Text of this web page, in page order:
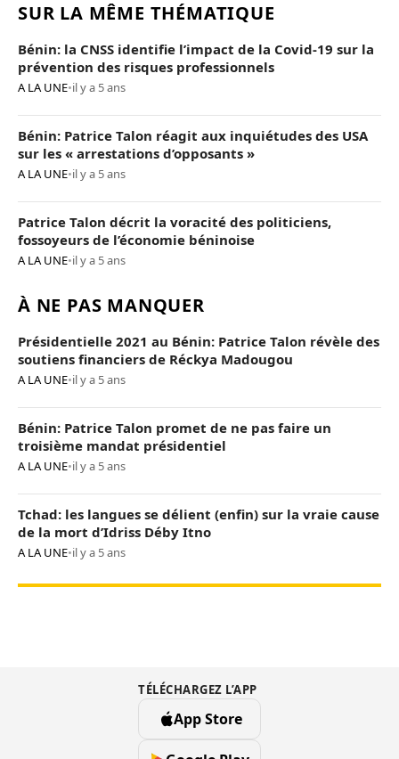
SUR LA MÊME THÉMATIQUE
Bénin: la CNSS identifie l’impact de la Covid-19 sur la
prévention des risques professionnels
A LA UNE•il y a 5 ans
Bénin: Patrice Talon réagit aux inquiétudes des USA
sur les « arrestations d’opposants »
A LA UNE•il y a 5 ans
Patrice Talon décrit la voracité des politiciens,
fossoyeurs de l’économie béninoise
A LA UNE•il y a 5 ans
À NE PAS MANQUER
Présidentielle 2021 au Bénin: Patrice Talon révèle des
soutiens financiers de Réckya Madougou
A LA UNE•il y a 5 ans
Bénin: Patrice Talon promet de ne pas faire un
troisième mandat présidentiel
A LA UNE•il y a 5 ans
Tchad: les langues se délient (enfin) sur la vraie cause
de la mort d’Idriss Déby Itno
A LA UNE•il y a 5 ans
TÉLÉCHARGEZ L’APP
App Store